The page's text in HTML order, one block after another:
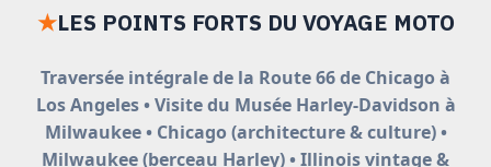
★LES POINTS FORTS DU VOYAGE MOTO
Traversée intégrale de la Route 66 de Chicago à
Los Angeles • Visite du Musée Harley-Davidson à
Milwaukee • Chicago (architecture & culture) •
Milwaukee (berceau Harley) • Illinois vintage &